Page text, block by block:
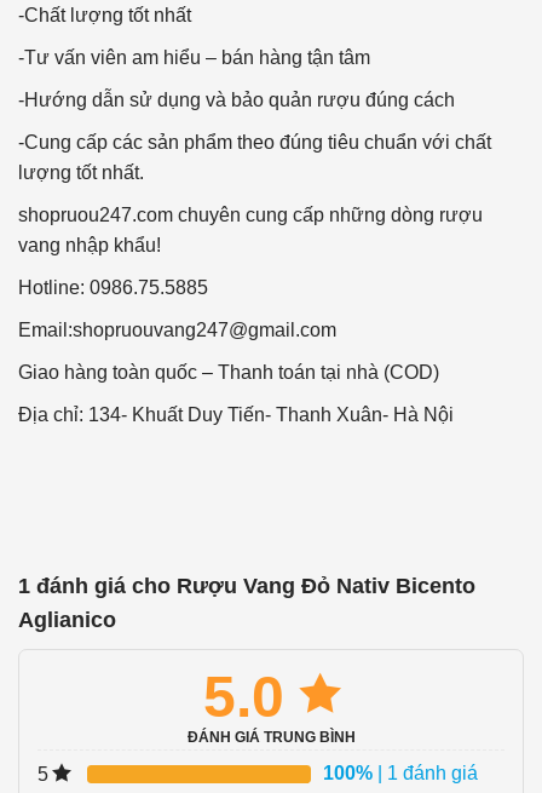
-Chất lượng tốt nhất
-Tư vấn viên am hiểu – bán hàng tận tâm
-Hướng dẫn sử dụng và bảo quản rượu đúng cách
-Cung cấp các sản phẩm theo đúng tiêu chuẩn với chất
lượng tốt nhất.
shopruou247.com chuyên cung cấp những dòng rượu
vang nhập khẩu!
Hotline: 0986.75.5885
Email:shopruouvang247@gmail.com
Giao hàng toàn quốc – Thanh toán tại nhà (COD)
Địa chỉ: 134- Khuất Duy Tiến- Thanh Xuân- Hà Nội
1 đánh giá cho Rượu Vang Đỏ Nativ Bicento
Aglianico
5.0
ĐÁNH GIÁ TRUNG BÌNH
5 100% | 1 đánh giá